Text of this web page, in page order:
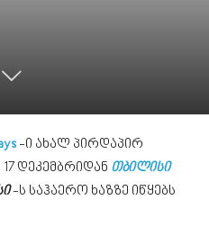
-ი ახალ პირდაპირ
დეკემბრიდან თბილისი
-ს საჰაერო ხაზზე იწყებს